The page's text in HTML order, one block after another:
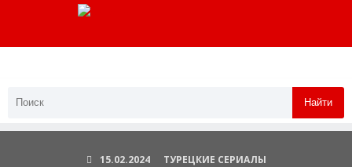
Найти
15.02.2024 ТУРЕЦКИЕ СЕРИАЛЫ